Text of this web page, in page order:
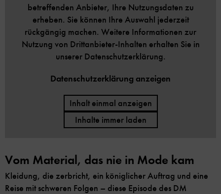
betreffenden Anbieter, Ihre Nutzungsdaten zu
erheben. Sie können Ihre Auswahl jederzeit
rückgängig machen. Weitere Informationen zur
Nutzung von Drittanbieter-Inhalten erhalten Sie in
unserer Datenschutzerklärung.
Datenschutzerklärung anzeigen
Inhalt einmal anzeigen
Inhalte immer laden
Vom Material, das nie in Mode kam
Kleidung, die zerbricht, ein königlicher Auftrag und eine
Reise mit schweren Folgen – diese Episode des DM